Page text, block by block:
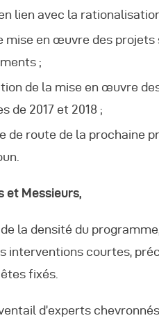
lien avec la
mise en œuvre des
;
de la mise en œuvre
de 2017 et 2018 ;
de route de la prochaine
et Messieurs,
la densité du
interventions courtes,
fixés.
d’experts